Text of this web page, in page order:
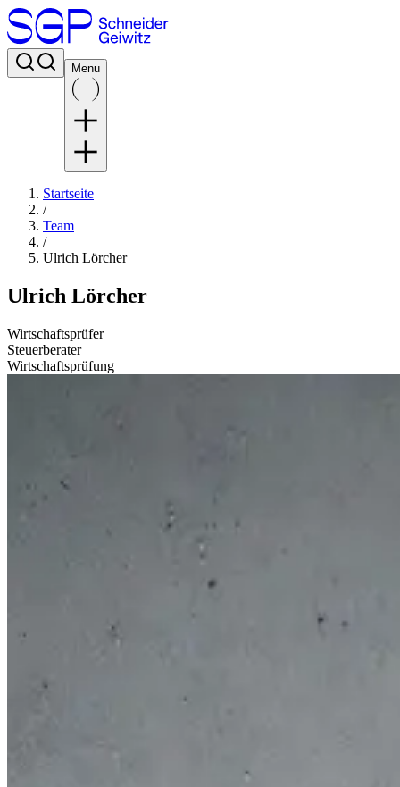
Menu
Startseite
/
Team
/
Ulrich Lörcher
Ulrich Lörcher
Wirtschaftsprüfer
Steuerberater
Wirtschaftsprüfung